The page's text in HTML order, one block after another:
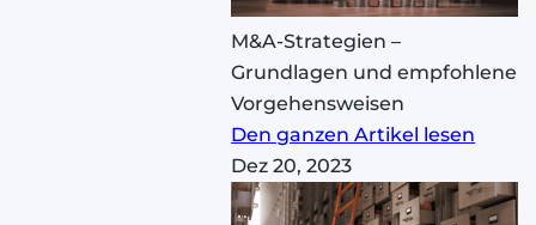
M&A-Strategien –
Grundlagen und empfohlene
Vorgehensweisen
Den ganzen Artikel lesen
Dez 20, 2023